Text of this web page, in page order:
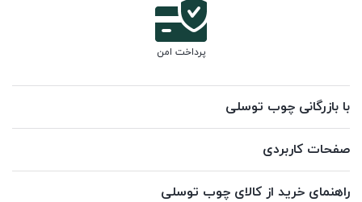
پرداخت امن
با بازرگانی چوب توسلی
صفحات کاربردی
راهنمای خرید از کالای چوب توسلی